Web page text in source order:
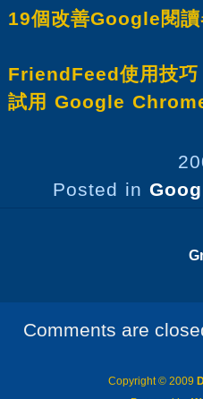
19個改善Google閱
FriendFeed使用技巧
試用 Google
Posted in
Comments are
Copyright © 2009